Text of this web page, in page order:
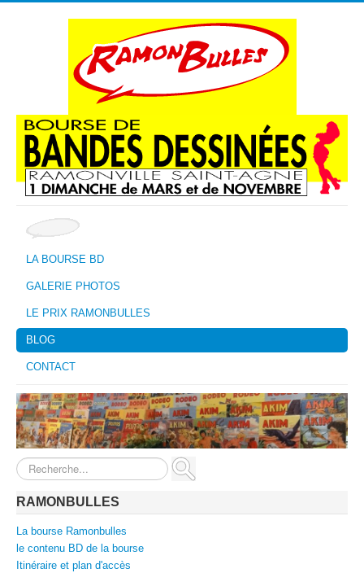
LA BOURSE BD
GALERIE PHOTOS
LE PRIX RAMONBULLES
BLOG
CONTACT
Rechercher
RAMONBULLES
La bourse Ramonbulles
le contenu BD de la bourse
Itinéraire et plan d'accès